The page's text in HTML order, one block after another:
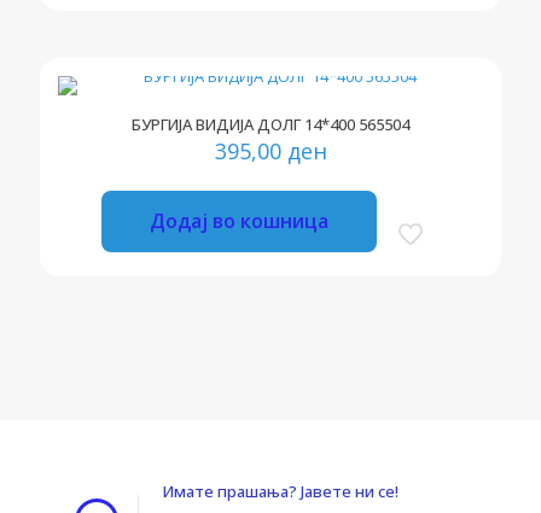
БУРГИЈА ВИДИЈА ДОЛГ 14*400 565504
395,00 ден
Додај во кошница
Имате прашања? Јавете ни се!